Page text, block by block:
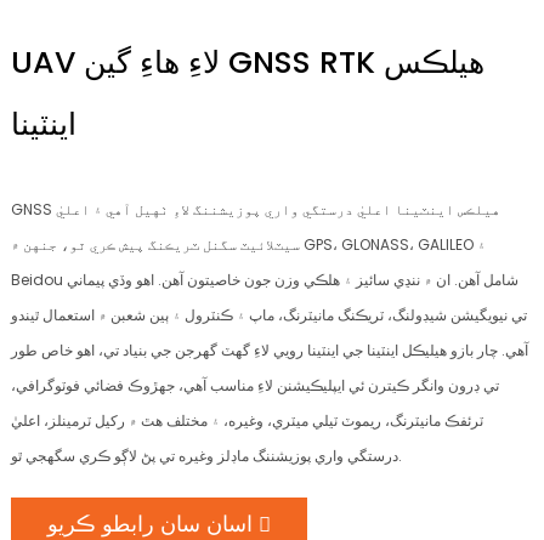
UAV لاءِ هاءِ گين GNSS RTK هيلڪس
اينٽينا
GNSS هيلڪس اينٽينا اعليٰ درستگي واري پوزيشننگ لاءِ ٺهيل آهي ۽ اعليٰ
سيٽلائيٽ سگنل ٽريڪنگ پيش ڪري ٿو، جنهن ۾ GPS، GLONASS، GALILEO ۽
Beidou شامل آهن. ان ۾ ننڍي سائيز ۽ هلڪي وزن جون خاصيتون آهن. اهو وڏي پيماني
تي نيويگيشن شيڊولنگ، ٽريڪنگ مانيٽرنگ، ماپ ۽ ڪنٽرول ۽ ٻين شعبن ۾ استعمال ٿيندو
آهي. چار بازو هيليڪل اينٽينا جي اينٽينا رويي لاءِ گهٽ گهرجن جي بنياد تي، اهو خاص طور
تي ڊرون وانگر ڪيترن ئي ايپليڪيشنن لاءِ مناسب آهي، جهڙوڪ فضائي فوٽوگرافي،
ٽرئفڪ مانيٽرنگ، ريموٽ ٽيلي ميٽري، وغيره، ۽ مختلف هٿ ۾ رکيل ٽرمينلز، اعليٰ
درستگي واري پوزيشننگ ماڊلز وغيره تي پڻ لاڳو ڪري سگهجي ٿو.
اسان سان رابطو ڪريو